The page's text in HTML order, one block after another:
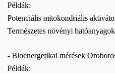
Példák:
Potenciális mitokondriális
Természetes növényi
- Bioenergetikai mérések
Példák: